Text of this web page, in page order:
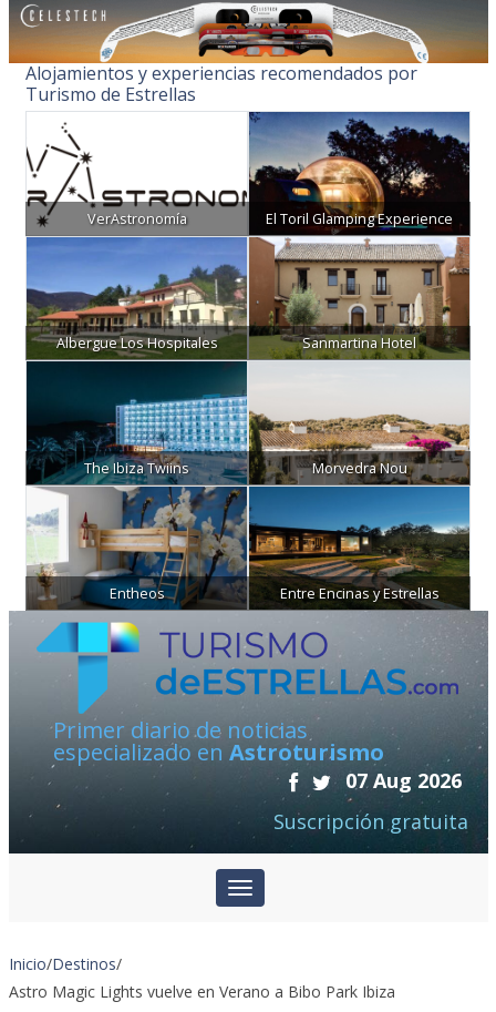
Alojamientos y experiencias recomendados por
Turismo de Estrellas
VerAstronomía El Toril Glamping Experience
Albergue Los Hospitales Sanmartina Hotel
The Ibiza Twiins Morvedra Nou
Entheos Entre Encinas y Estrellas
Primer diario de noticias
especializado en Astroturismo
07 Aug 2026
Suscripción gratuita
Inicio/Destinos/
Astro Magic Lights vuelve en Verano a Bibo Park Ibiza